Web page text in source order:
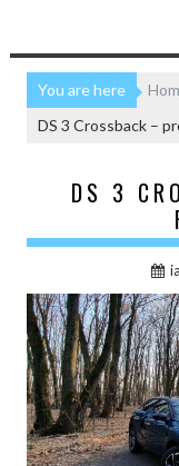
You are here
DS 3 Crossback –
DS 3